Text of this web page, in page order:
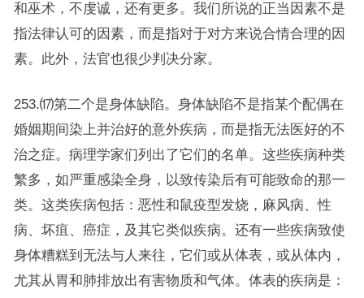
和巫术，不虔诚，还有更多。我们所说的正当因素不是
指法律认可的因素，而是指对于对方来说合情合理的因
素。此外，法官也很少判决分家。
253.⒄第二个是身体缺陷。身体缺陷不是指某个配偶在
婚姻期间染上并治好的意外疾病，而是指无法医好的不
治之症。病理学家们列出了它们的名单。这些疾病种类
繁多，如严重感染全身，以致传染后有可能致命的那一
类。这类疾病包括：恶性和鼠疫型发烧，麻风病、性
病、坏疽、癌症，及其它类似疾病。还有一些疾病致使
身体糟糕到无法与人来往，它们或从体表，或从体内，
尤其从胃和肺排放出有害物质和气体。体表的疾病是：